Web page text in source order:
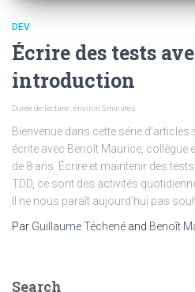
DEV
Écrire des tests
introduction
Durée de lecture : environ 5minutes
Bienvenue dans cette série
écrite avec Benoît Maurice, collègue
de 8 ans. Écrire et maintenir des
TDD, ce sont des activités
Il ne nous paraît aujourd’hui pas
Par Guillaume Téchené and Benoît
Search